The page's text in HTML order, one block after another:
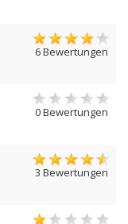
6 Bewertungen
0 Bewertungen
3 Bewertungen